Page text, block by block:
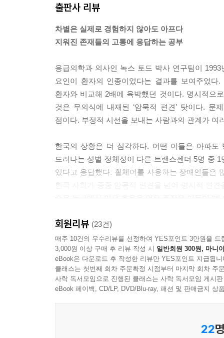
하고 다니기 때문에 성소수자들이 죽음을 생각하
는 최소한의 윤리를 어기고도 부끄러움을 모르는
누군가의 인권을 다음으로 미룰 수 없는 것처럼,
음으로 미룰 수 없습니다.
--- 「‘오줌권’을 위한 투쟁은 아직 끝나지 않았다」
리는 계속 질문해야 합니다. 오늘날 한국 사회의 ‘
존경쟁에서 이득을 취하고 있는 밀렵꾼은 누구인
--- 「한국 사회의 ‘상아 없는 코끼리’는 누구인가」
--- 「타인의 고통에 응답하는 공부 3」 중에서
불법인 마약 사용을 모두 막을 수 있었다면, 그래
그런 이상적인 정책을 실현할 수 없는 상황에서
같은 노력은 수많은 생명을 살리는 결과로 이어졌
--- 「1980년대에 머물러 있는 에이즈에 대한 인식
그 범주 자체가 필요하지 않은 사회에 도달할 수
출판사 리뷰
차별은 실제로 경험하지 않아도 아프다
지워진 존재들의 고통에 응답하는 공부
응급의학과 의사인 녹스 토드 박사 연구팀이
요인이 환자의 인종이었다는 결과를 보여주었
환자와 비교해 2배에 육박했던 것이다. 명시적으
것은 무의식에 내재된 ‘암묵적 편견’ 탓이다.
점이다. 부정적 시선을 보내는 사람과의 관계가
한국의 상황은 더 심각하다. 어떤 이들은 아파
드러나는 성별 정체성이 다른 트랜스젠더 5명 중
있다고 응답했다. 휠체어를 사용하는 장애인들은
수용 논란에서 많은 호응을 얻은 주장은 이들이 ‘
김승섭은 차별을 연구하는 과정에도 차별이 존재
지급한 기프티콘에 있는 ‘트랜스젠더 연구’라는
휠체어를 사용하는 동료에게 편의점 기프티콘을
실감하게 한다. 한편 쌍용자동차 해고 노동자 연
생각하지 못했다는 성찰은 후속 연구와 백화점·면
회원리뷰 (23건)
매주 10건의 우수리뷰를 선정하여 YES포인트 3만원을 드
3,000원 이상 구매 후 리뷰 작성 시 일반회원 300원, 마니
eBook은 다운로드 후 작성한 리뷰만 YES포인트 지급됩니
클래스는 첫번째 회차 주문확정 시점부터 마지막 회차 주
사락 독서모임으로 진행된 클래스는 사락 독서모임 게시
eBook 페이백, CD/LP, DVD/Blu-ray, 패션 및 판매금지 상
22